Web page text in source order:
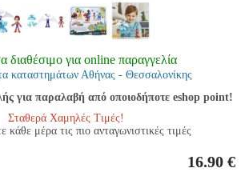
διαθέσιμο για online παραγγελία
καταστημάτων Αθήνας - Θεσσαλονίκης
για παραλαβή από οποιοδήποτε eshop point!
Σταθερά Χαμηλές Τιμές!
κάθε μέρα τις πιο ανταγωνιστικές τιμές
16.90 €